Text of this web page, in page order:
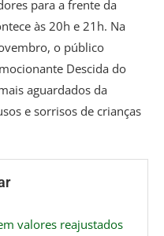
para a frente da
às 20h e 21h. Na
o público
Descida do
aguardados da
e sorrisos de crianças
valores reajustados